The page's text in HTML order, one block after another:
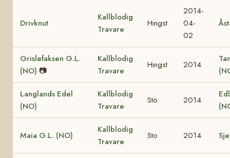
Drivknut
Kallblodig
Travare
Hingst
2014-
04-
02
Grislefaksen G.L.
(NO) 📷
Kallblodig
Travare
Hingst 2014
Langlands Edel
(NO)
Kallblodig
Travare
Sto 2014
Maia G.L. (NO)
Kallblodig
Travare
Sto 2014